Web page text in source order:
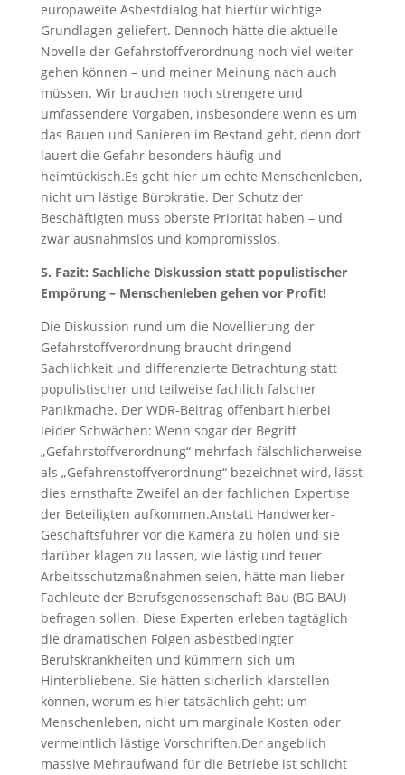
europaweite Asbestdialog hat hierfür wichtige
Grundlagen geliefert. Dennoch hätte die aktuelle
Novelle der Gefahrstoffverordnung noch viel weiter
gehen können – und meiner Meinung nach auch
müssen. Wir brauchen noch strengere und
umfassendere Vorgaben, insbesondere wenn es um
das Bauen und Sanieren im Bestand geht, denn dort
lauert die Gefahr besonders häufig und
heimtückisch.Es geht hier um echte Menschenleben,
nicht um lästige Bürokratie. Der Schutz der
Beschäftigten muss oberste Priorität haben – und
zwar ausnahmslos und kompromisslos.
5. Fazit: Sachliche Diskussion statt populistischer
Empörung – Menschenleben gehen vor Profit!
Die Diskussion rund um die Novellierung der
Gefahrstoffverordnung braucht dringend
Sachlichkeit und differenzierte Betrachtung statt
populistischer und teilweise fachlich falscher
Panikmache. Der WDR-Beitrag offenbart hierbei
leider Schwächen: Wenn sogar der Begriff
„Gefahrstoffverordnung“ mehrfach fälschlicherweise
als „Gefahrenstoffverordnung“ bezeichnet wird, lässt
dies ernsthafte Zweifel an der fachlichen Expertise
der Beteiligten aufkommen.Anstatt Handwerker-
Geschäftsführer vor die Kamera zu holen und sie
darüber klagen zu lassen, wie lästig und teuer
Arbeitsschutzmaßnahmen seien, hätte man lieber
Fachleute der Berufsgenossenschaft Bau (BG BAU)
befragen sollen. Diese Experten erleben tagtäglich
die dramatischen Folgen asbestbedingter
Berufskrankheiten und kümmern sich um
Hinterbliebene. Sie hätten sicherlich klarstellen
können, worum es hier tatsächlich geht: um
Menschenleben, nicht um marginale Kosten oder
vermeintlich lästige Vorschriften.Der angeblich
massive Mehraufwand für die Betriebe ist schlicht